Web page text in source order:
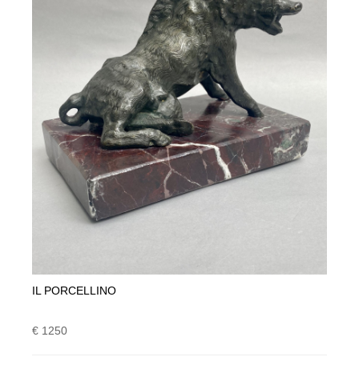
IL PORCELLINO
€ 1250